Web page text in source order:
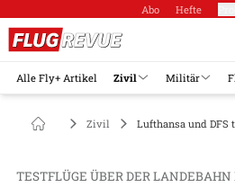
Abo Hefte
Alle Fly+ Artikel Zivil Militär
Zivil Lufthansa und DFS
TESTFLÜGE ÜBER DER LANDEBAHN